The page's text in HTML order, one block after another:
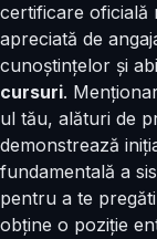
certificare oficială
apreciată de
cunoștințelor și
cursuri.
ul tău, alături de
demonstrează
fundamentală a
pentru a te
obține o poziție